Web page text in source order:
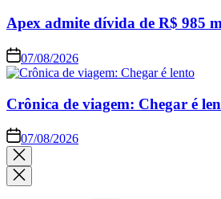
Apex admite dívida de R$ 985
07/08/2026
Crônica de viagem: Chegar é
07/08/2026
Close
search